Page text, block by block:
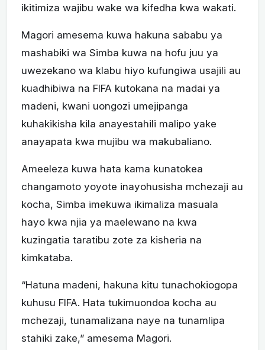
ikitimiza wajibu wake wa kifedha kwa wakati.
Magori amesema kuwa hakuna sababu ya
mashabiki wa Simba kuwa na hofu juu ya
uwezekano wa klabu hiyo kufungiwa usajili au
kuadhibiwa na FIFA kutokana na madai ya
madeni, kwani uongozi umejipanga
kuhakikisha kila anayestahili malipo yake
anayapata kwa mujibu wa makubaliano.
Ameeleza kuwa hata kama kunatokea
changamoto yoyote inayohusisha mchezaji au
kocha, Simba imekuwa ikimaliza masuala
hayo kwa njia ya maelewano na kwa
kuzingatia taratibu zote za kisheria na
kimkataba.
“Hatuna madeni, hakuna kitu tunachokiogopa
kuhusu FIFA. Hata tukimuondoa kocha au
mchezaji, tunamalizana naye na tunamlipa
stahiki zake,” amesema Magori.